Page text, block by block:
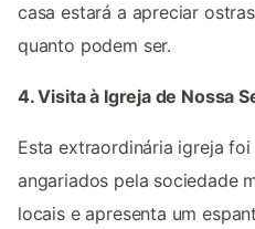
casa estará a apreciar
quanto podem ser.
4. Visita à Igreja de Nossa
Esta extraordinária igreja
angariados pela sociedade
locais e apresenta um